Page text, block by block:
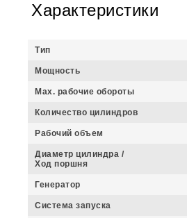
Характеристики
Тип
Мощность
Мах. рабочие обороты
Количество цилиндров
Рабочий объем
Диаметр цилиндра /
Ход поршня
Генератор
Система запуска